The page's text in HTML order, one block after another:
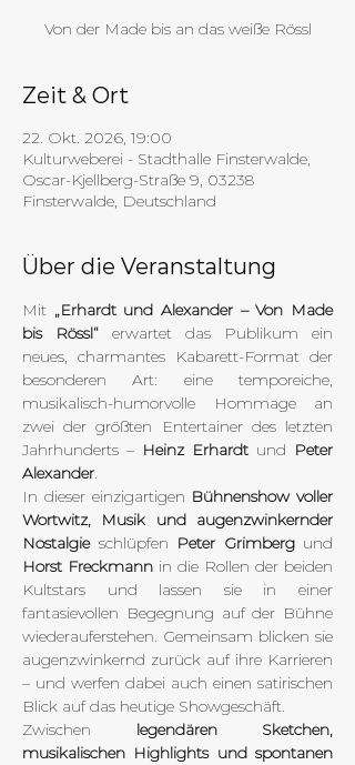
Von der Made bis an das weiße Rössl
Zeit & Ort
22. Okt. 2026, 19:00
Kulturweberei - Stadthalle Finsterwalde,
Oscar-Kjellberg-Straße 9, 03238
Finsterwalde, Deutschland
Über die Veranstaltung
Mit „Erhardt und Alexander – Von Made
bis Rössl“ erwartet das Publikum ein
neues, charmantes Kabarett-Format der
besonderen Art: eine temporeiche,
musikalisch-humorvolle Hommage an
zwei der größten Entertainer des letzten
Jahrhunderts – Heinz Erhardt und Peter
Alexander.
In dieser einzigartigen Bühnenshow voller
Wortwitz, Musik und augenzwinkernder
Nostalgie schlüpfen Peter Grimberg
Horst Freckmann in die Rollen der beiden
Kultstars und lassen sie in einer
fantasievollen Begegnung auf der Bühne
wiederauferstehen. Gemeinsam blicken sie
augenzwinkernd zurück auf ihre Karrieren
– und werfen dabei auch einen satirischen
Blick auf das heutige Showgeschäft.
Zwischen legendären Sketchen,
musikalischen Highlights und spontanen